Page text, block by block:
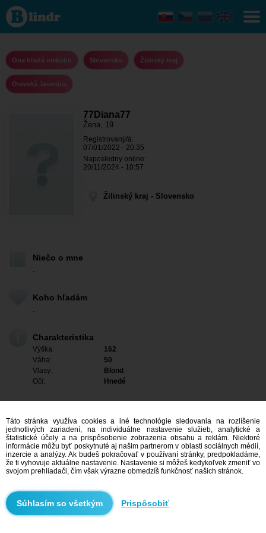
77Diana77
- Ona
hľadá
niekoho
kraj -
Oravská
Jasenica
Ona hľadá niekoho Slovensko Žilinský kraj
Oravská Jasenica
77Diana77
Žena, 19
Registrovaný/á:
07/01/2022 - 20:35
Naposledny online:
20/11/2024 - 10:57
Žilinský kraj - Slovensko
Niečo o mne
.
Koho hľadám
.
Charakteristika
Výška:
162
Váha:
50
Vlasy:
Blond
Oči:
Hnedé
Mám záujem
Táto stránka využíva cookies a iné technológie sledovania na rozlíšenie
jednotlivých zariadení, na individuálne nastavenie služieb, analytické a
štatistické účely a na prispôsobenie zobrazenia obsahu a reklám. Niektoré
informácie môžu byť poskytnuté aj našim partnerom v oblasti sociálnych médií,
inzercie a analýzy. Ak budeš pokračovať v používaní stránky, predpokladáme,
že ti vyhovuje aktuálne nastavenie. Nastavenie si môžeš kedykoľvek zmeniť vo
svojom prehliadači, čím však výrazne obmedzíš funkčnosť našich stránok.
Prispôsobiť